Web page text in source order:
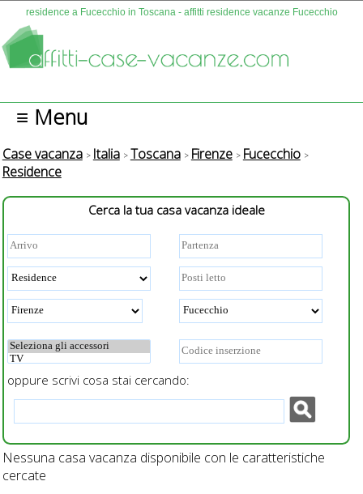
residence a Fucecchio in Toscana - affitti residence vacanze Fucecchio
≡ Menu
Case vacanza Italia Toscana Firenze
Fucecchio
Residence
Cerca la tua casa vacanza ideale
oppure scrivi cosa stai cercando:
Nessuna casa vacanza disponibile con le caratteristiche
cercate